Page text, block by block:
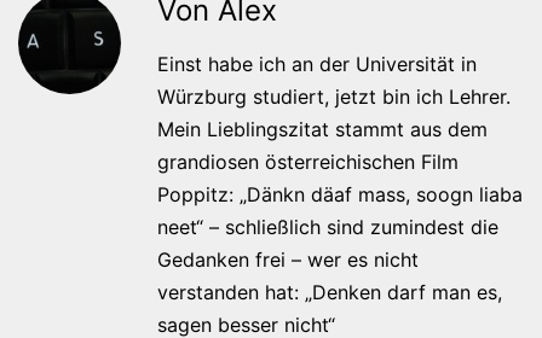
Von Alex
Einst habe ich an der Universität in
Würzburg studiert, jetzt bin ich Lehrer.
Mein Lieblingszitat stammt aus dem
grandiosen österreichischen Film
Poppitz: „Dänkn däaf mass, soogn liaba
neet“ – schließlich sind zumindest die
Gedanken frei – wer es nicht
verstanden hat: „Denken darf man es,
sagen besser nicht“